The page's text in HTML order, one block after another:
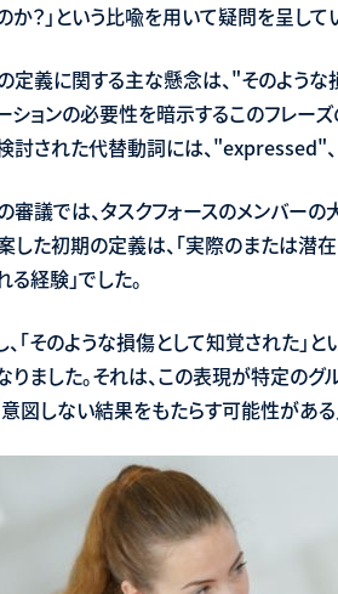
か？」という比喩を用いて疑問を呈して
定義に関する主な懸念は、"そのような
ションの必要性を暗示するこのフレー
討された代替動詞には、
審議では、タスクフォースのメンバーの
した初期の定義は、「実際のまたは潜
る経験」でした。
、「そのような損傷として知覚された」
りました。それは、この表現が特定の
意図しない結果をもたらす可能性がある